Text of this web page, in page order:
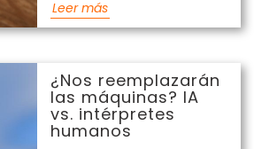
Leer más
¿Nos reemplazarán
las máquinas? IA
vs. intérpretes
humanos